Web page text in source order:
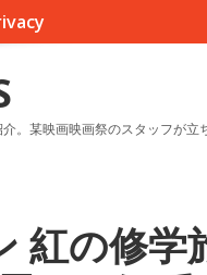
。某映画映画祭のスタッフが
紅の修